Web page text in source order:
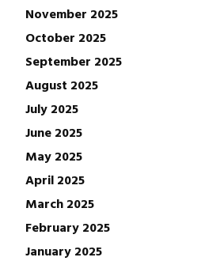
November 2025
October 2025
September 2025
August 2025
July 2025
June 2025
May 2025
April 2025
March 2025
February 2025
January 2025